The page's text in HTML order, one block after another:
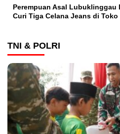
Perempuan Asal Lubuklinggau
Curi Tiga Celana Jeans di
TNI & POLRI